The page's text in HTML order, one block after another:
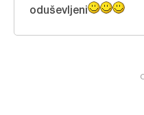
oduševljeni